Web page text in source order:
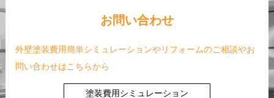
お問い合わせ
外壁塗装費用簡単シミュレーションやリフォームのご相談やお
問い合わせはこちらから
塗装費用シミュレーション